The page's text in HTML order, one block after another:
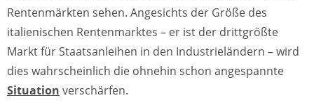
Rentenmärkten sehen. Angesichts der Größe des
italienischen Rentenmarktes – er ist der drittgrößte
Markt für Staatsanleihen in den Industrieländern – wird
dies wahrscheinlich die ohnehin schon angespannte
Situation verschärfen.